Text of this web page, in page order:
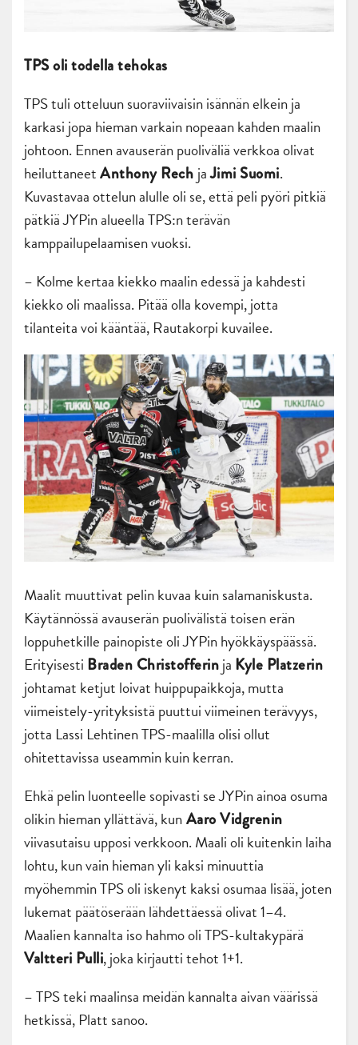
TPS oli todella tehokas
TPS tuli otteluun suoraviivaisin isännän elkein ja
karkasi jopa hieman varkain nopeaan kahden maalin
johtoon. Ennen avauserän puoliväliä verkkoa olivat
heiluttaneetAnthony Rech jaJimi Suomi.
Kuvastavaa ottelun alulle oli se, että peli pyöri pitkiä
pätkiä JYPin alueella TPS:n terävän
kamppailupelaamisen vuoksi.
– Kolme kertaa kiekko maalin edessä ja kahdesti
kiekko oli maalissa. Pitää olla kovempi, jotta
tilanteita voi kääntää, Rautakorpi kuvailee.
Maalit muuttivat pelin kuvaa kuin salamaniskusta.
Käytännössä avauserän puolivälistä toisen erän
loppuhetkille painopiste oli JYPin hyökkäyspäässä.
Erityisesti Braden Christofferinja Kyle Platzerin
johtamat ketjut loivat huippupaikkoja, mutta
viimeistely-yrityksistä puuttui viimeinen terävyys,
jotta Lassi Lehtinen TPS-maalilla olisi ollut
ohitettavissa useammin kuin kerran.
Ehkä pelin luonteelle sopivasti se JYPin ainoa osuma
olikin hieman yllättävä, kunAaro Vidgrenin
viivasutaisu upposi verkkoon. Maali oli kuitenkin laiha
lohtu, kun vain hieman yli kaksi minuuttia
myöhemmin TPS oli iskenyt kaksi osumaa lisää, joten
lukemat päätöserään lähdettäessä olivat 1–4.
Maalien kannalta iso hahmo oli TPS-kultakypärä
Valtteri Pulli, joka kirjautti tehot 1+1.
– TPS teki maalinsa meidän kannalta aivan väärissä
hetkissä, Platt sanoo.